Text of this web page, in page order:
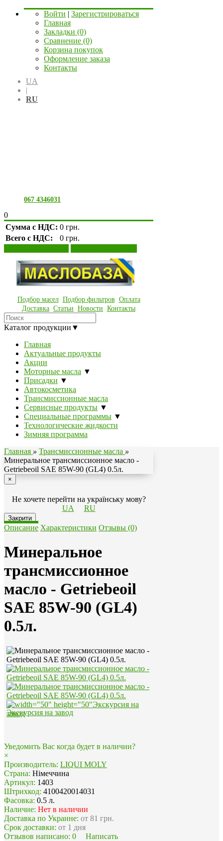
Войти | Зарегистрироваться
Главная
Закладки (0)
Сравнение (0)
Корзина покупок
Оформление заказа
Контакты
UA
|
RU
067 4346031
0
Сумма с НДС: 0 грн.
Всего с НДС:
0 грн.
Подбор масел Подбор фильтров Оплата
Доставка Статьи Новости Контакты
Каталог продукции ▼
Главная
Актуальные продукты
Акции
Моторные масла ▼
Присадки ▼
Автокосметика
Трансмиссионные масла
Сервисные продукты ▼
Специальные программы ▼
Технологические жидкости
Зимняя программа
Главная » Трансмиссионные масла »
Минеральное трансмиссионное масло -
Getriebeoil SAE 85W-90 (GL4) 0.5л.
×
Не хочете перейти на українську мову?
UA
RU
Закрити
Описание Характеристики Отзывы (0)
Минеральное
трансмиссионное
масло - Getriebeoil
SAE 85W-90 (GL4)
0.5л.
Экскурсия на завод
Уведомить Вас когда будет в наличии?
×
Производитель: LIQUI MOLY
Страна: Німеччина
Артикул: 1403
Штрихкод: 4100420014031
Фасовка: 0.5 л.
Наличие: Нет в наличии
Доставка по Украине: от 81 грн.
Срок доставки: от 1 дня
Отзывов написано: 0 Написать